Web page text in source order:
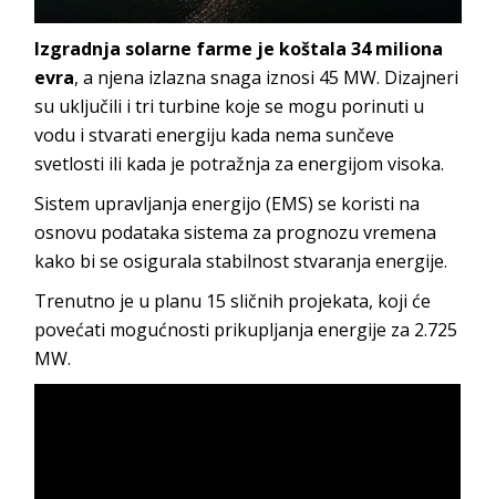
Izgradnja solarne farme je koštala 34 miliona
evra, a njena izlazna snaga iznosi 45 MW. Dizajneri
su uključili i tri turbine koje se mogu porinuti u
vodu i stvarati energiju kada nema sunčeve
svetlosti ili kada je potražnja za energijom visoka.
Sistem upravljanja energijo (EMS) se koristi na
osnovu podataka sistema za prognozu vremena
kako bi se osigurala stabilnost stvaranja energije.
Trenutno je u planu 15 sličnih projekata, koji će
povećati mogućnosti prikupljanja energije za 2.725
MW.